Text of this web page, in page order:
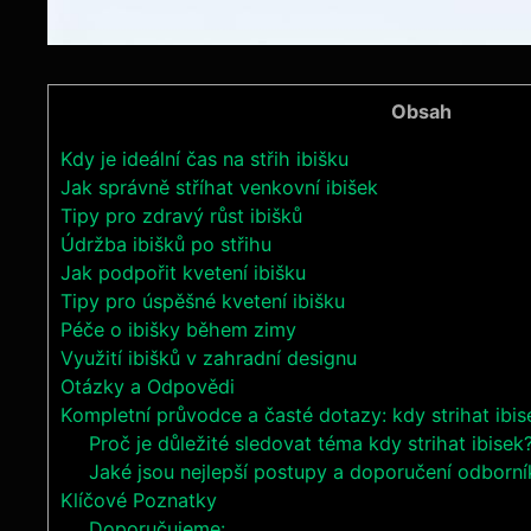
Obsah
Kdy je ideální čas na střih ibišku
Jak správně stříhat venkovní ibišek
Tipy pro zdravý růst ibišků
Údržba ibišků po střihu
Jak podpořit kvetení ibišku
Tipy pro úspěšné kvetení ibišku
Péče o ibišky během zimy
Využití ibišků v zahradní designu
Otázky a Odpovědi
Kompletní průvodce a časté dotazy: kdy strihat
Proč je důležité sledovat téma kdy strihat
Jaké jsou nejlepší postupy a doporučení
Klíčové Poznatky